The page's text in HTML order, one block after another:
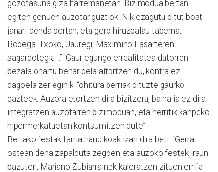
gozotasuna giza harremanetan. Bizimodua bertan
egiten genuen auzotar guztiok. Nik ezagutu ditut bost
janari-denda bertan; eta gero hiruzpalau taberna,
Bodega, Txoko, Jauregi, Maximino Lasarteren
sagardotegia…”. Gaur egungo errealitatea datorren
bezala onartu behar dela aitortzen du, kontra ez
dagoela zer eginik: “ohitura berriak dituzte gaurko
gazteek. Auzora etortzen dira bizitzera, baina ia ez dira
integratzen auzotarren bizimoduan, eta herritik kanpoko
hipermerkatuetan kontsumitzen dute”.
Bertako festak fama handikoak izan dira beti. “Gerra
ostean dena zapalduta zegoen eta auzoko festek iraun
bazuten, Mariano Zubiarrainek kaleratzen zituen errifa